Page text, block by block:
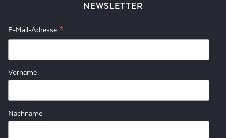
NEWSLETTER
E-Mail-Adresse *
Vorname
Nachname